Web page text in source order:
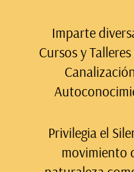
Imparte
Cursos y
Privilegia el
movimiento